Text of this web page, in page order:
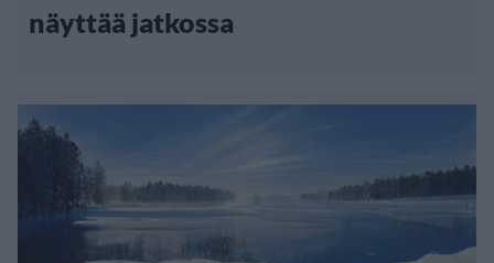
näyttää jatkossa